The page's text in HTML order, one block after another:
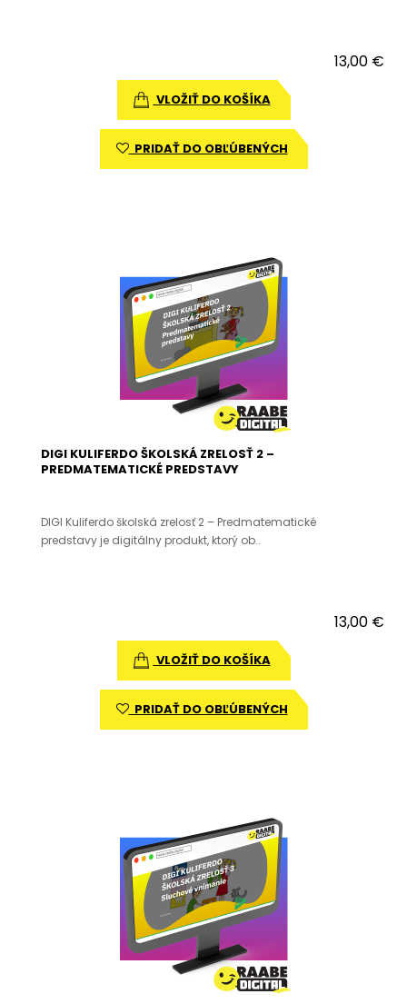
13,00 €
VLOŽIŤ DO KOŠÍKA
PRIDAŤ DO OBĽÚBENÝCH
DIGI KULIFERDO ŠKOLSKÁ ZRELOSŤ 2 –
PREDMATEMATICKÉ PREDSTAVY
DIGI Kuliferdo školská zrelosť 2 – Predmatematické
predstavy je digitálny produkt, ktorý ob..
13,00 €
VLOŽIŤ DO KOŠÍKA
PRIDAŤ DO OBĽÚBENÝCH